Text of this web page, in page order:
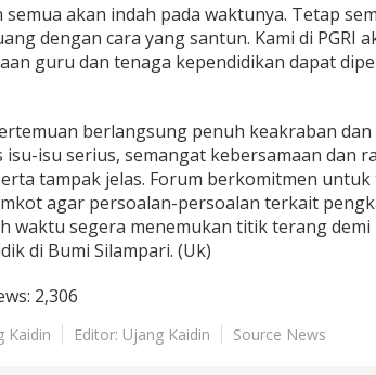
semua akan indah pada waktunya. Tetap
dengan cara yang santun. Kami di PGRI
guru dan tenaga kependidikan dapat
berlangsung penuh keakraban
isu-isu serius, semangat kebersamaan dan
tampak jelas. Forum berkomitmen
agar persoalan-persoalan terkait
waktu segera menemukan titik terang
di Bumi Silampari. (Uk)
2,306
Kaidin Editor: Ujang Kaidin Source News